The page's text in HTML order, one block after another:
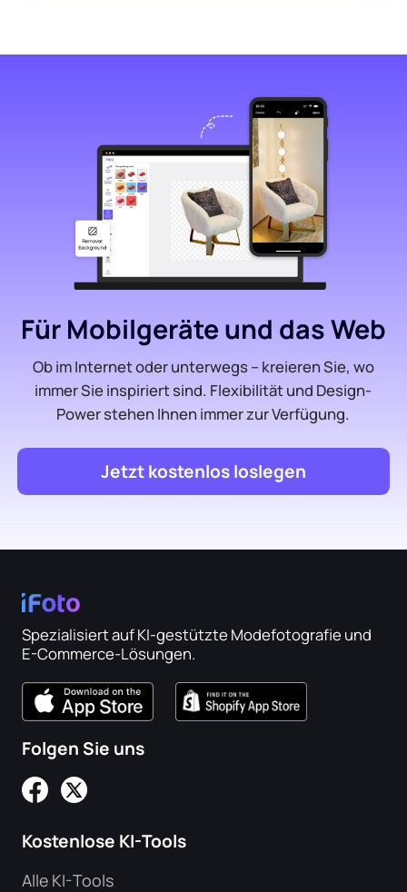
Für Mobilgeräte und das Web
Ob im Internet oder unterwegs – kreieren Sie, wo
immer Sie inspiriert sind. Flexibilität und Design-
Power stehen Ihnen immer zur Verfügung.
Jetzt kostenlos loslegen
Spezialisiert auf KI-gestützte Modefotografie und
E-Commerce-Lösungen.
Folgen Sie uns
Kostenlose KI-Tools
Alle KI-Tools